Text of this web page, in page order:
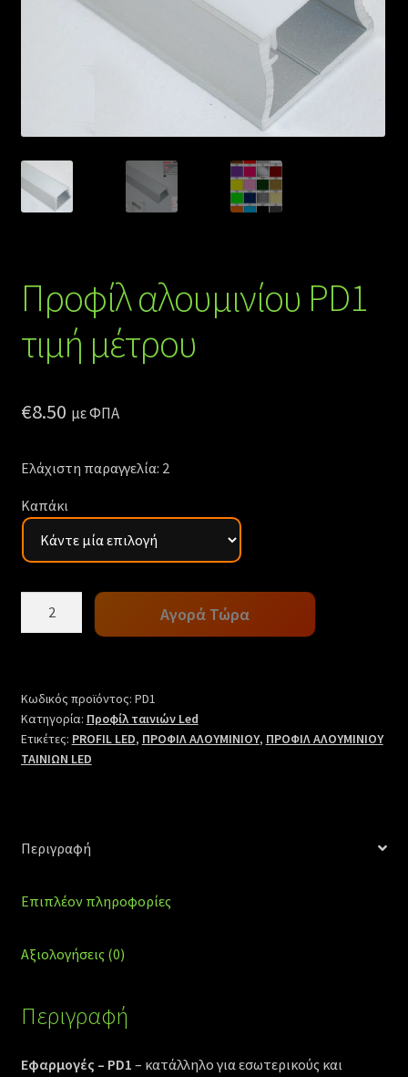
Προφίλ αλουμινίου PD1
τιμή μέτρου
€8.50 με ΦΠΑ
Ελάχιστη παραγγελία: 2
Καπάκι
μέτρου
ποσότητα
Αγορά Τώρα
Κωδικός προϊόντος: PD1
Κατηγορία: Προφίλ ταινιών Led
Ετικέτες: PROFIL LED, ΠΡΟΦΙΛ ΑΛΟΥΜΙΝΙΟΥ, ΠΡΟΦΙΛ ΑΛΟΥΜΙΝΙΟΥ
ΤΑΙΝΙΩΝ LED
Περιγραφή
Επιπλέον πληροφορίες
Αξιολογήσεις (0)
Περιγραφή
Εφαρμογές – PD1 – κατάλληλο για εσωτερικούς και